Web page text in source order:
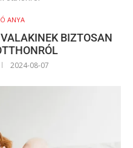
ANYA
BIZTOSAN
2024-08-07